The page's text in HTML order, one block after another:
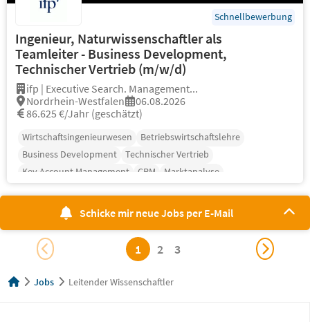
Schnellbewerbung
Ingenieur, Naturwissenschaftler als
Teamleiter - Business Development,
Technischer Vertrieb (m/w/d)
ifp | Executive Search. Management...
Nordrhein-Westfalen
06.08.2026
86.625 €/Jahr (geschätzt)
Wirtschaftsingenieurwesen
Betriebswirtschaftslehre
Business Development
Technischer Vertrieb
Key Account Management
CRM Marktanalyse
Schicke mir neue Jobs per E-Mail
1 2 3
Jobs Leitender Wissenschaftler